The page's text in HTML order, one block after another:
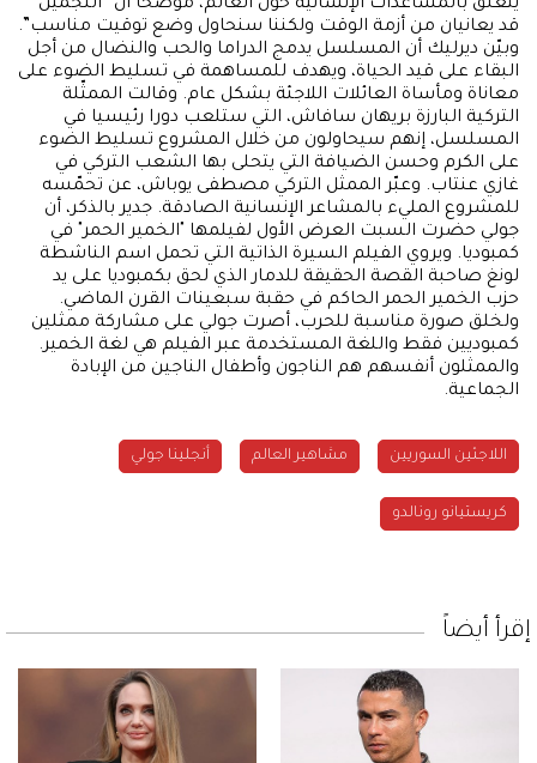
يتعلق بالمساعدات الإنسانية حول العالم، موضحا أن “النجمين
قد يعانيان من أزمة الوقت ولكننا سنحاول وضع توقيت مناسب”.
وبيّن ديرليك أن المسلسل يدمج الدراما والحب والنضال من أجل
البقاء على قيد الحياة، ويهدف للمساهمة في تسليط الضوء على
معاناة ومأساة العائلات اللاجئة بشكل عام. وقالت الممثّلة
التركية البارزة بريهان سافاش، التي ستلعب دورا رئيسيا في
المسلسل، إنهم سيحاولون من خلال المشروع تسليط الضوء
على الكرم وحسن الضيافة التي يتحلى بها الشعب التركي في
غازي عنتاب. وعبّر الممثل التركي مصطفى يوباش، عن تحمّسه
للمشروع المليء بالمشاعر الإنسانية الصادقة. جدير بالذكر، أن
جولي حضرت السبت العرض الأول لفيلمها "الخمير الحمر" في
كمبوديا. ويروي الفيلم السيرة الذاتية التي تحمل اسم الناشطة
لونغ صاحبة القصة الحقيقة للدمار الذي لحق بكمبوديا على يد
حزب الخمير الحمر الحاكم في حقبة سبعينات القرن الماضي.
ولخلق صورة مناسبة للحرب، أصرت جولي على مشاركة ممثلين
كمبوديين فقط واللغة المستخدمة عبر الفيلم هي لغة الخمير.
والممثلون أنفسهم هم الناجون وأطفال الناجين من الإبادة
الجماعية.
اللاجئين السوريين مشاهير العالم أنجلينا جولي
كريستيانو رونالدو
إقرأ أيضاً